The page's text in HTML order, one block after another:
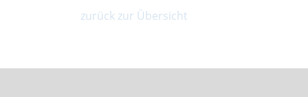
zurück zur Übersicht